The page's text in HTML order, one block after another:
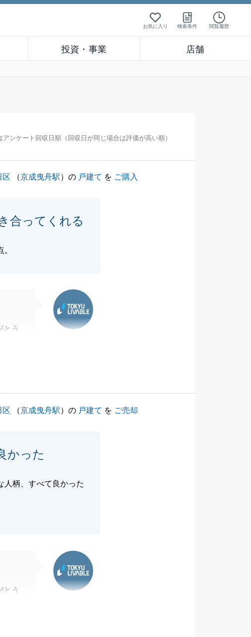
お気に入り 検索条件 閲覧履歴
投資・事業 店舗
アンケート回収日順（回収日が同じ場合は評価が高い順）
区 （京成曳舟駅）の 戸建て を ご購入
合ってくれる
とう
を
区 （京成曳舟駅）の 戸建て を ご売却
かった
人柄、すべて良かった
とう
ら